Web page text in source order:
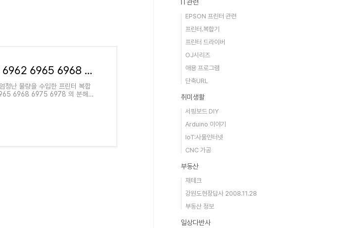
HP 오피스젯 6954 6958 6962 6965 6968 6975 6978 분해하는 법
청난 물량을 수입한 프린터 복합
6968 6975 6978 의 분해
IT관련
EPSON 프린터 관련
프린터.복합기
프린터 드라이버
OJ시리즈
애용 프로그램
단축URL
취미생활
서핑보드 DIY
Arduino 이야기
IoT:사물인터넷
CNC 가공
부동산
재테크
강원도현장답사 2008.11.28
부동산 정보
일상다반사